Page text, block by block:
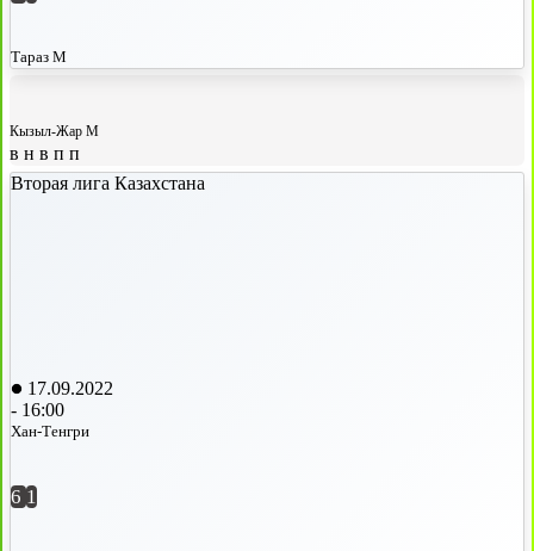
Тараз М
Кызыл-Жар М
в н в п п
Вторая лига Казахстана
17.09.2022
- 16:00
Хан-Тенгри
6 1